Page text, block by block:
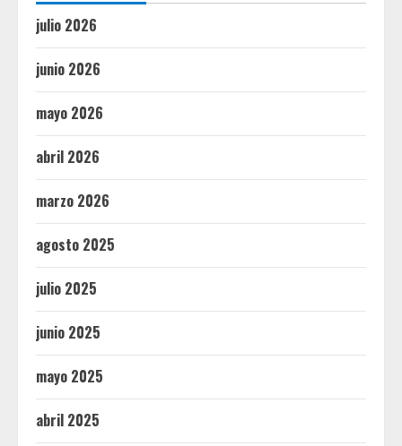
julio 2026
junio 2026
mayo 2026
abril 2026
marzo 2026
agosto 2025
julio 2025
junio 2025
mayo 2025
abril 2025